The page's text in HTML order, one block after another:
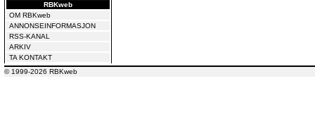
RBKweb
OM RBKweb
ANNONSEINFORMASJON
RSS-KANAL
ARKIV
TA KONTAKT
© 1999-2026 RBKweb